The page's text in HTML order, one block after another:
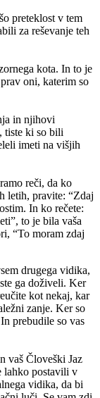
preteklost v tem
za reševanje teh
kota. In to je
oni, katerim so
in njihovi
tiste ki so bili
imeti na višjih
reči, da ko
letih, pravite: “Zdaj
In ko rečete:
to je bila vaša
“To moram zdaj
drugega vidika,
ga doživeli. Ker
kot nekaj, kar
zanje. Ker so
prebudile so vas
vaš Človeški Jaz
lahko postavili v
vidika, da bi